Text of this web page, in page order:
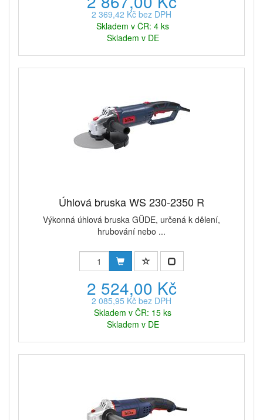
2 369,42 Kč bez DPH
Skladem v ČR: 4 ks
Skladem v DE
Úhlová bruska WS 230-2350 R
Výkonná úhlová bruska GÜDE, určená k dělení,
hrubování nebo ...
2 524,00 Kč
2 085,95 Kč bez DPH
Skladem v ČR: 15 ks
Skladem v DE